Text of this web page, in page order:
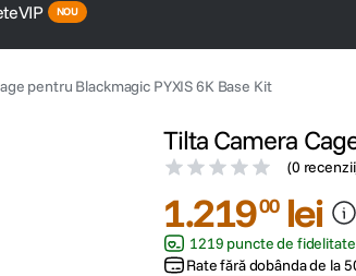
VIP
pentru Blackmagic PYXIS 6K Base Kit
Tilta Camera
(0 recenzii
1.21900 lei
1219 puncte de fidelitate
Rate fără dobânda de la